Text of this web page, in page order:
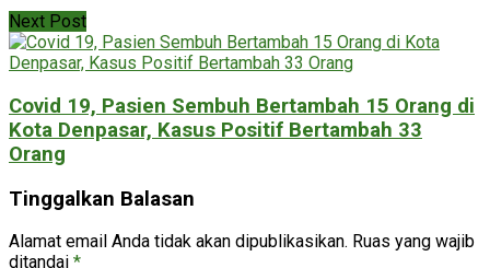
Next Post
Covid 19, Pasien Sembuh Bertambah 15 Orang di
Kota Denpasar, Kasus Positif Bertambah 33
Orang
Tinggalkan Balasan
Alamat email Anda tidak akan dipublikasikan. Ruas yang wajib
ditandai *